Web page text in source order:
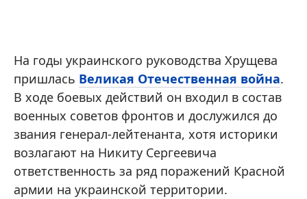
На годы украинского руководства Хрущева
пришлась Великая Отечественная война.
В ходе боевых действий он входил в состав
военных советов фронтов и дослужился до
звания генерал-лейтенанта, хотя историки
возлагают на Никиту Сергеевича
ответственность за ряд поражений Красной
армии на украинской территории.